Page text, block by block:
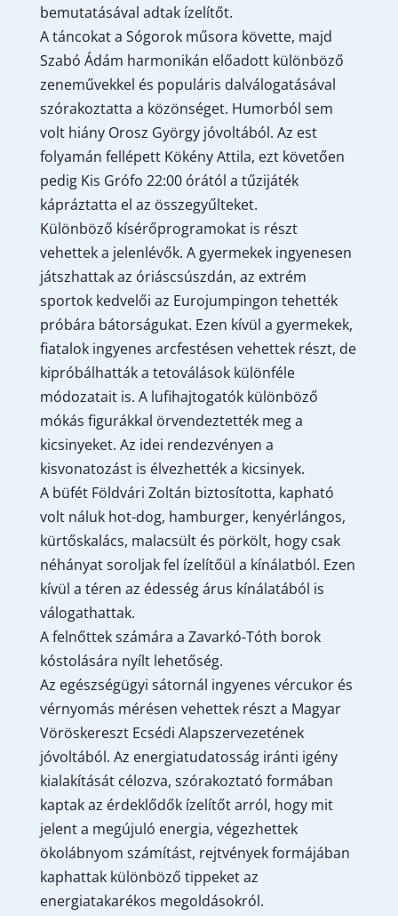
bemutatásával adtak ízelítőt.
A táncokat a Sógorok műsora követte, majd
Szabó Ádám harmonikán előadott különböző
zeneművekkel és populáris dalválogatásával
szórakoztatta a közönséget. Humorból sem
volt hiány Orosz György jóvoltából. Az est
folyamán fellépett Kökény Attila, ezt követően
pedig Kis Grófo 22:00 órától a tűzijáték
kápráztatta el az összegyűlteket.
Különböző kísérőprogramokat is részt
vehettek a jelenlévők. A gyermekek ingyenesen
játszhattak az óriáscsúszdán, az extrém
sportok kedvelői az Eurojumpingon tehették
próbára bátorságukat. Ezen kívül a gyermekek,
fiatalok ingyenes arcfestésen vehettek részt, de
kipróbálhatták a tetoválások különféle
módozatait is. A lufihajtogatók különböző
mókás figurákkal örvendeztették meg a
kicsinyeket. Az idei rendezvényen a
kisvonatozást is élvezhették a kicsinyek.
A büfét Földvári Zoltán biztosította, kapható
volt náluk hot-dog, hamburger, kenyérlángos,
kürtőskalács, malacsült és pörkölt, hogy csak
néhányat soroljak fel ízelítőül a kínálatból. Ezen
kívül a téren az édesség árus kínálatából is
válogathattak.
A felnőttek számára a Zavarkó-Tóth borok
kóstolására nyílt lehetőség.
Az egészségügyi sátornál ingyenes vércukor és
vérnyomás mérésen vehettek részt a Magyar
Vöröskereszt Ecsédi Alapszervezetének
jóvoltából. Az energiatudatosság iránti igény
kialakítását célozva, szórakoztató formában
kaptak az érdeklődők ízelítőt arról, hogy mit
jelent a megújuló energia, végezhettek
ökolábnyom számítást, rejtvények formájában
kaphattak különböző tippeket az
energiatakarékos megoldásokról.